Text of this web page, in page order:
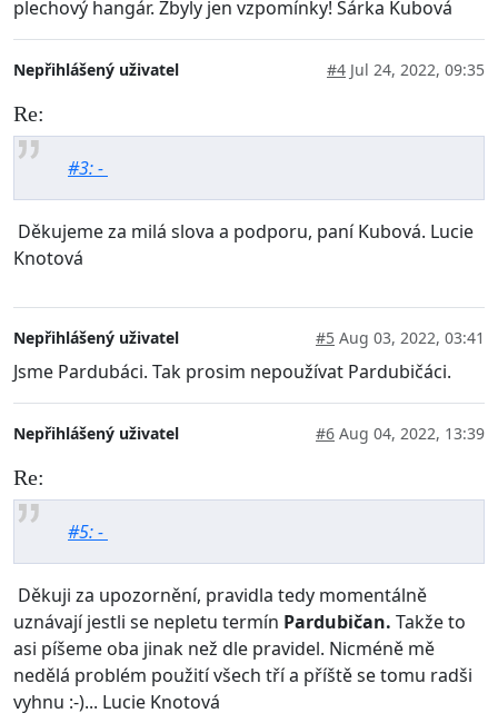
plechový hangár. Zbyly jen vzpomínky! Šárka Kubová
Nepřihlášený uživatel #4 Jul 24, 2022, 09:35
Re:
#3: -
Děkujeme za milá slova a podporu, paní Kubová. Lucie
Knotová
Nepřihlášený uživatel #5 Aug 03, 2022, 03:41
Jsme Pardubáci. Tak prosim nepoužívat Pardubičáci.
Nepřihlášený uživatel #6 Aug 04, 2022, 13:39
Re:
#5: -
Děkuji za upozornění, pravidla tedy momentálně
uznávají jestli se nepletu termín Pardubičan. Takže to
asi píšeme oba jinak než dle pravidel. Nicméně mě
nedělá problém použití všech tří a příště se tomu radši
vyhnu :-)... Lucie Knotová